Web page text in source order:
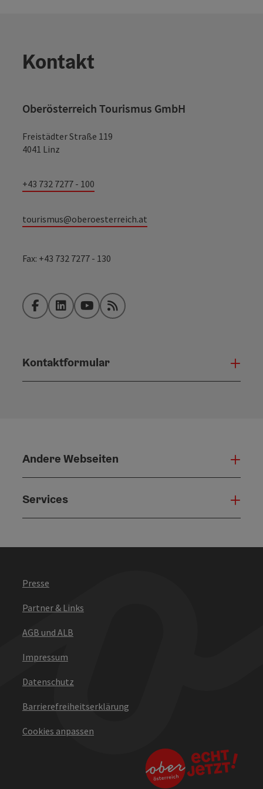
Kontakt
Oberösterreich Tourismus GmbH
Freistädter Straße 119
4041 Linz
+43 732 7277 - 100
tourismus@oberoesterreich.at
Fax: +43 732 7277 - 130
FacebookLinkedInYouTubeRSS-Feed
Kontaktformular
Andere Webseiten
Services
Presse
Partner & Links
AGB und ALB
Impressum
Datenschutz
Barrierefreiheitserklärung
Cookies anpassen